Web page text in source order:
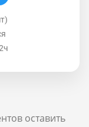
оставить